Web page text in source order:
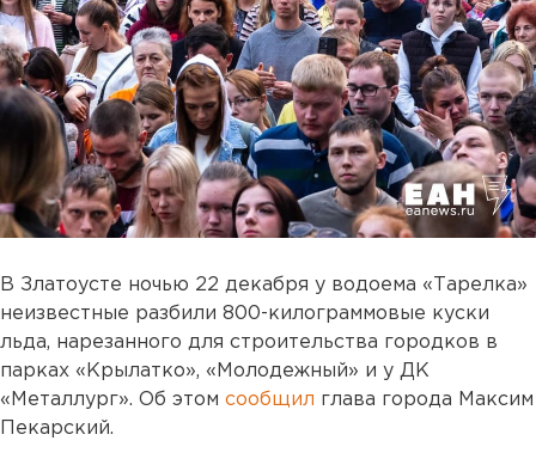
В Златоусте ночью 22 декабря у водоема «Тарелка»
неизвестные разбили 800-килограммовые куски
льда, нарезанного для строительства городков в
парках «Крылатко», «Молодежный» и у ДК
«Металлург». Об этом сообщил глава города Максим
Пекарский.